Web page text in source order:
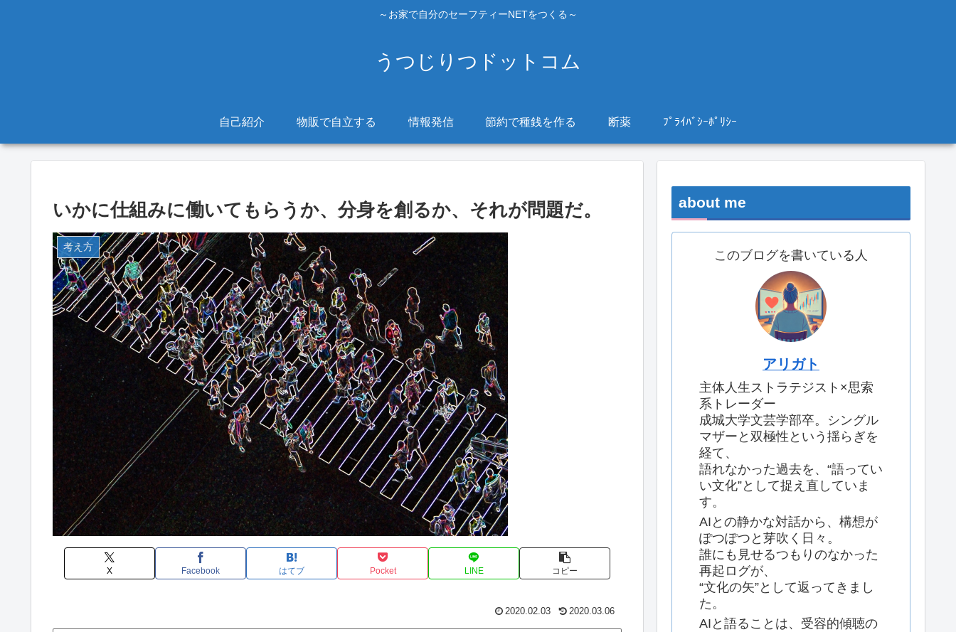
～お家で自分のセーフティーNETをつくる～
うつじりつドットコム
自己紹介 物販で自立する 情報発信 節約で種銭を作る 断薬 ﾌﾟﾗｲﾊﾞｼｰﾎﾟﾘｼｰ
いかに仕組みに働いてもらうか、分身を創るか、それが問題だ。
考え方
X Facebook はてブ Pocket LINE コピー
2020.02.03 2020.03.06
about me
このブログを書いている人
アリガト
主体人生ストラテジスト×思索
系トレーダー
成城大学文芸学部卒。シングル
マザーと双極性という揺らぎを
経て、
語れなかった過去を、“語ってい
い文化”として捉え直していま
す。
AIとの静かな対話から、構想が
ぽつぽつと芽吹く日々。
誰にも見せるつもりのなかった
再起ログが、
“文化の矢”として返ってきまし
た。
AIと語ることは、受容的傾聴の